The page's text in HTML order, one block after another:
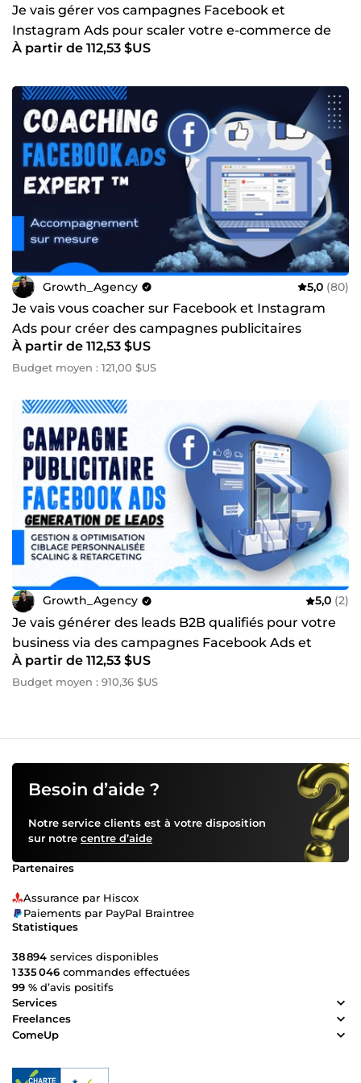
Je vais gérer vos campagnes Facebook et
Instagram Ads pour scaler votre e-commerce de
manière rentab
À partir de 112,53 $US
Growth_Agency 5,0 (80)
Je vais vous coacher sur Facebook et Instagram
Ads pour créer des campagnes publicitaires
rentables
À partir de 112,53 $US
Budget moyen : 121,00 $US
Growth_Agency 5,0 (2)
Je vais générer des leads B2B qualifiés pour votre
business via des campagnes Facebook Ads et
Instagram Ads
À partir de 112,53 $US
Budget moyen : 910,36 $US
Besoin d’aide ?
Notre service clients est à votre disposition
sur notre centre d’aide
Partenaires
Assurance par Hiscox
Paiements par PayPal Braintree
Statistiques
38 894 services disponibles
1 335 046 commandes effectuées
99 % d’avis positifs
Services
Freelances
ComeUp